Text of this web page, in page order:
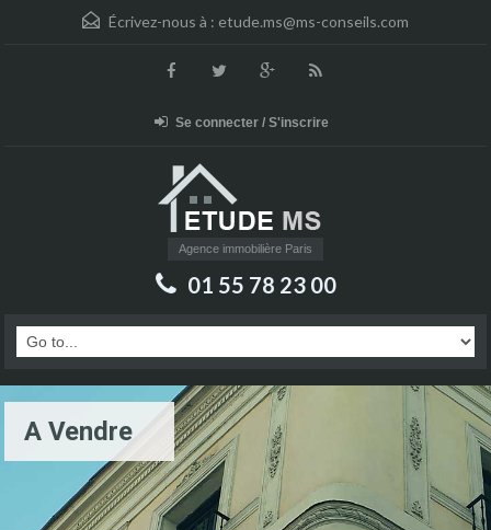
Écrivez-nous à : etude.ms@ms-conseils.com
Se connecter / S'inscrire
Agence immobilière Paris
01 55 78 23 00
A Vendre